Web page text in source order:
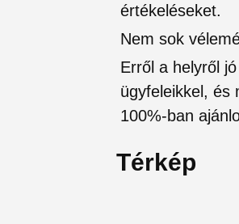
értékeléseket.
Nem sok
Erről a helyről
ügyfeleikkel, és
100%-ban
Térkép